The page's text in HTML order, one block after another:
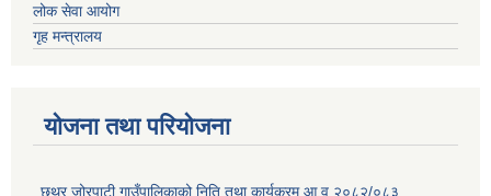
लोक सेवा आयोग
गृह मन्त्रालय
योजना तथा परियोजना
छथर जोरपाटी गाउँपालिकाको निति तथा कार्यक्रम आ.व २०८२/०८३